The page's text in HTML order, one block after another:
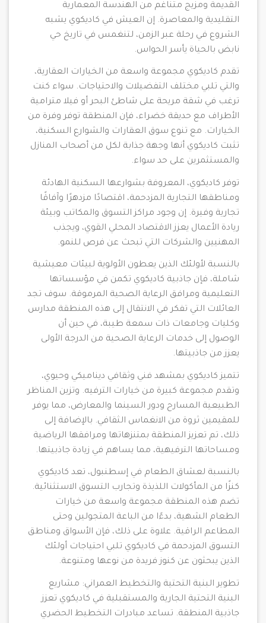
القديمة ومزيج متناغم من الهندسة المعمارية
التقليدية والمعاصرة. إن العيش في كاديكوي يشبه
الشروع في رحلة عبر الزمن، لتنغمس في تاريخ حي
نابض بالحياة يأسر الحواس.
تقدم كاديكوي مجموعة واسعة من الخيارات العقارية،
والتي تلبي مختلف التفضيلات والاحتياجات. سواء كنت
ترغب في شقة مريحة على شاطئ البحر أو فيلا مترامية
الأطراف مع حديقة خضراء، فإن المنطقة توفر وفرة من
الخيارات. مع تنوع سوق العقارات والشوارع السكنية،
تثبت كاديكوي أنها وجهة جذابة لكل من أصحاب المنازل
والمستثمرين على حد سواء.
توفر كاديكوي، المعروفة بشوارعها السكنية الهادئة
ومناطقها التجارية المزدحمة، اقتصادًا مزدهرًا وآفاقًا
تجارية وفيرة. إن وجود مراكز التسوق والمكاتب وبيئة
ريادة الأعمال يعزز الاقتصاد المحلي القوي، ويجذب
المهنيين والشركات التي تبحث عن فرص للنمو.
بالنسبة لأولئك الذين يعطون الأولوية لبيئات معيشية
شاملة، فإن جاذبية كاديكوي تكمن في مؤسساتها
التعليمية ومرافق الرعاية الصحية المرموقة. سوف تجد
العائلات التي تفكر في الانتقال إلى هذه المنطقة مدارس
وكليات وجامعات ذات سمعة طيبة، في حين أن
الوصول إلى خدمات الرعاية الصحية من الدرجة الأولى
يعزز من جاذبيتها.
تتميز كاديكوي بمشهد فني وثقافي ديناميكي وحيوي،
وتقدم مجموعة كبيرة من خيارات الترفيه. وتزين المناظر
الطبيعية المسارح ودور السينما والمعارض، مما يوفر
للمقيمين ثروة من الانغماس الثقافي. بالإضافة إلى
ذلك، تم تعزيز المنطقة بمتنزهاتها ومرافقها الرياضية
ومساحاتها الترفيهية، مما يساهم في زيادة جاذبيتها.
بالنسبة لعشاق الطعام في إسطنبول، تعد كاديكوي
كنزًا من المأكولات اللذيذة وتجارب التسوق الاستثنائية.
تضم هذه المنطقة مجموعة واسعة من خيارات
الطعام الشهية، بدءًا من الباعة المتجولين وحتى
المطاعم الراقية. علاوة على ذلك، فإن الأسواق ومناطق
التسوق المزدحمة في كاديكوي تلبي احتياجات أولئك
الذين يبحثون عن كنوز فريدة من نوعها ومتنوعة.
تطوير البنية التحتية والتخطيط العمراني: مشاريع
البنية التحتية الجارية والمستقبلية في كاديكوي تعزز
جاذبية المنطقة. تساعد مبادرات التخطيط الحضري